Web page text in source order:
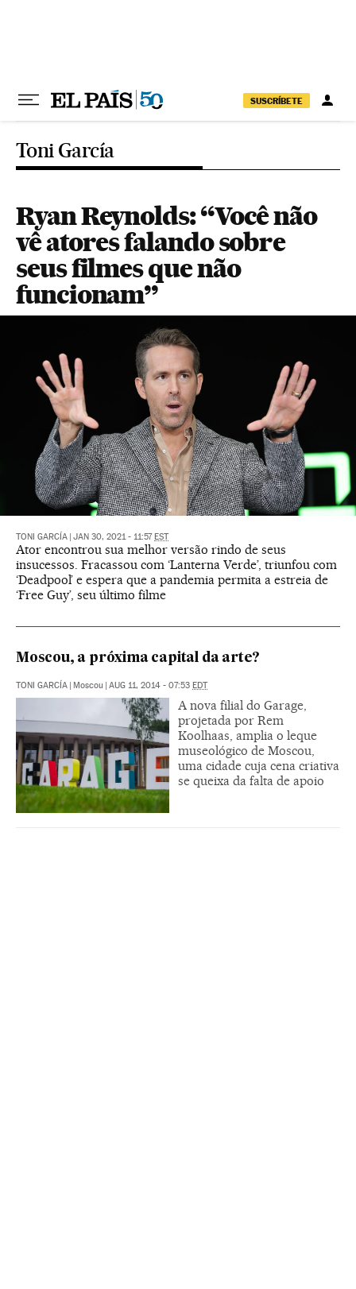
SUSCRÍBETE
Toni García
Ryan Reynolds: “Você não
vê atores falando sobre
seus filmes que não
funcionam”
TONI GARCÍA JAN 30, 2021 - 11:57 EST
Ator encontrou sua melhor versão rindo de seus
insucessos. Fracassou com ‘Lanterna Verde’, triunfou com
‘Deadpool’ e espera que a pandemia permita a estreia de
‘Free Guy’, seu último filme
Moscou, a próxima capital da arte?
TONI GARCÍA Moscou AUG 11, 2014 - 07:53 EDT
A nova filial do Garage,
projetada por Rem
Koolhaas, amplia o leque
museológico de Moscou,
uma cidade cuja cena criativa
se queixa da falta de apoio